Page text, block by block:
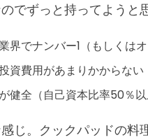
でずっと持ってようと
界でナンバー1（もしくは
資費用があまりかからない
健全（自己資本比率50％以
じ。クックパッドの